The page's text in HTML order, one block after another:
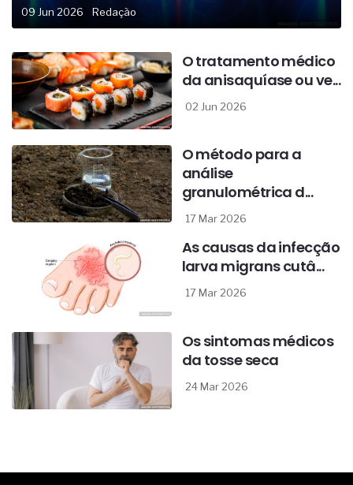
09 Jun 2026 Redação
O tratamento médico
da anisaquíase ou ve...
02 Jun 2026
O método para a
análise
granulométrica d...
17 Mar 2026
As causas da infecção
larva migrans cutâ...
17 Mar 2026
Os sintomas médicos
da tosse seca
24 Mar 2026